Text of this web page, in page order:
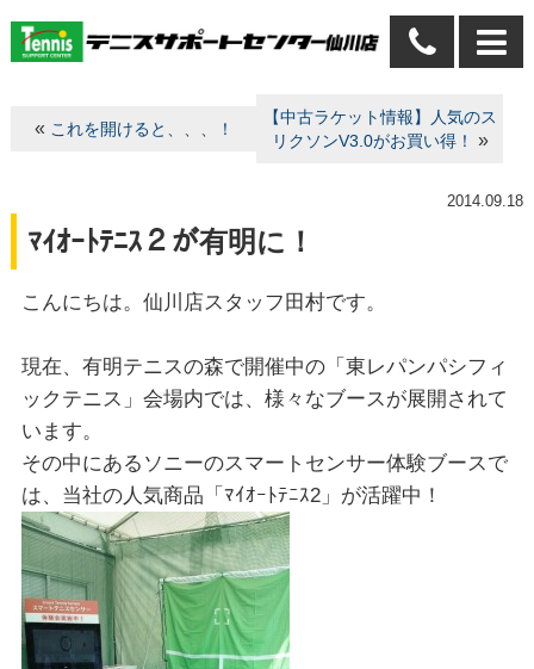
« これを開けると、、、！
【中古ラケット情報】人気のス
リクソンV3.0がお買い得！
»
2014.09.18
ﾏｲｵｰﾄﾃﾆｽ２が有明に！
こんにちは。仙川店スタッフ田村です。
現在、有明テニスの森で開催中の「東レパンパシフィ
ックテニス」会場内では、様々なブースが展開されて
います。
その中にあるソニーのスマートセンサー体験ブースで
は、当社の人気商品「ﾏｲｵｰﾄﾃﾆｽ2」が活躍中！